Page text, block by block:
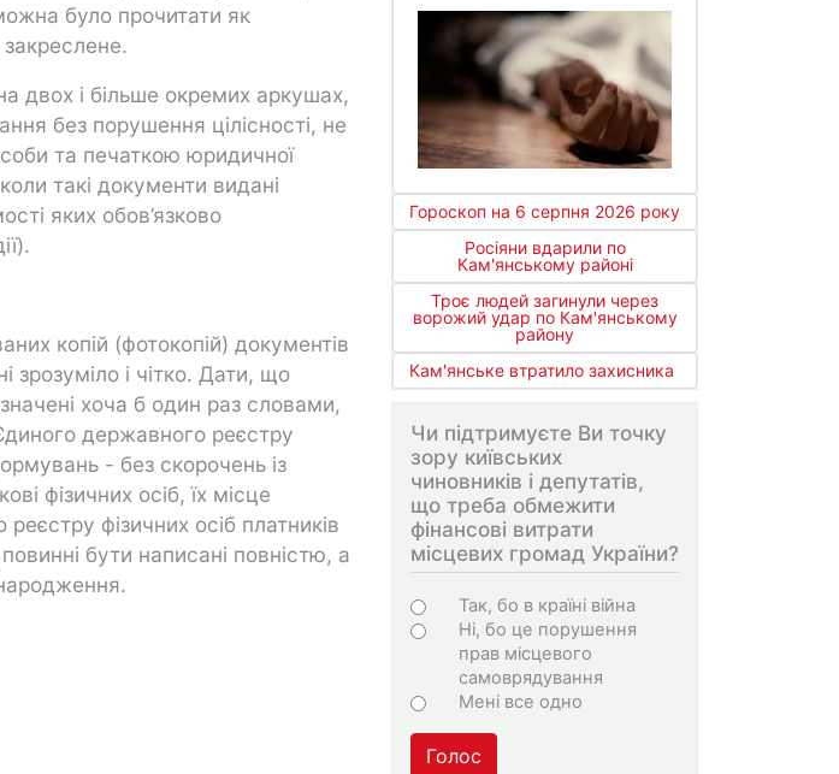
було прочитати як
двох і більше окремих аркушах,
без порушення цілісності, не
та печаткою юридичної
такі документи видані
яких обов’язково
копій (фотокопій) документів
зрозуміло і чітко. Дати, що
хоча б один раз словами,
державного реєстру
- без скорочень із
фізичних осіб, їх місце
фізичних осіб платників
бути написані повністю, а
Гороскоп на 6 серпня 2026 року
Росіяни вдарили по
Кам'янському районі
Троє людей загинули через
ворожий удар по Кам'янському
району
Кам'янське втратило захисника
Чи підтримуєте Ви точку
зору київських
чиновників і депутатів,
що треба обмежити
фінансові витрати
місцевих громад України?
Варіанти
Так, бо в країні війна
Ні, бо це порушення
прав місцевого
самоврядування
Мені все одно
Голос